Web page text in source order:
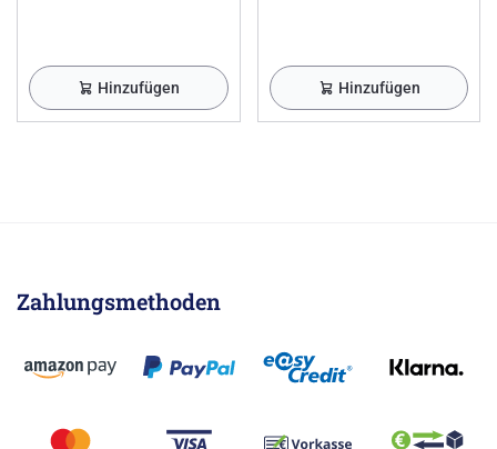
Hinzufügen Hinzufügen
Zahlungsmethoden